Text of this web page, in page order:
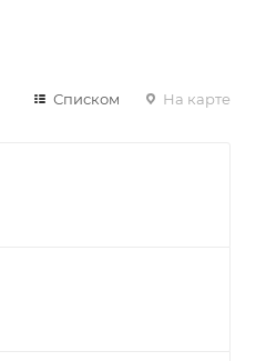
Списком На карте